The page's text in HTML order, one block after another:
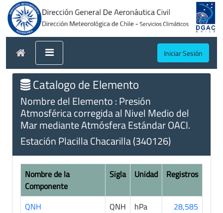
Iniciar Sesión
Catalogo de Elemento
Nombre del Elemento : Presión
Atmosférica corregida al Nivel Medio del
Mar mediante Atmósfera Estándar OACI.
Estación Placilla Chacarilla (340126)
Nombre de la
Componente
Sigla Unidad Registros
QNH QNH hPa 28,585